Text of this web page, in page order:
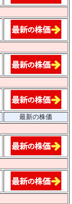
最新の株価